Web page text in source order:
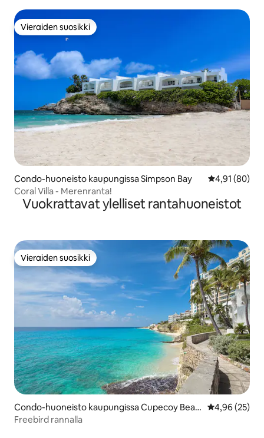
Vieraiden suosikki
Vieraiden suosikki
Condo-huoneisto kaupungissa Simpson Bay
4,91 (80)
Coral Villa - Merenranta!
Vuokrattavat ylelliset rantahuoneistot
Vieraiden suosikki
Vieraiden suosikki
Condo-huoneisto kaupungissa Cupecoy Beac
h
4,96 (25)
Freebird rannalla